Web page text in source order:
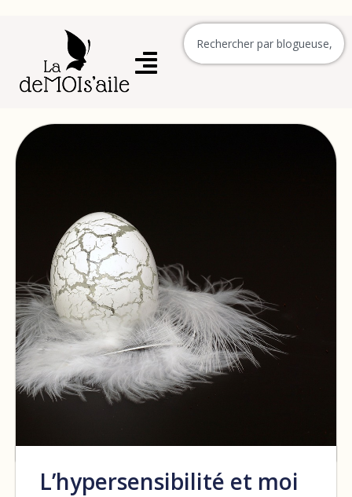
L’hypersensibilité et moi